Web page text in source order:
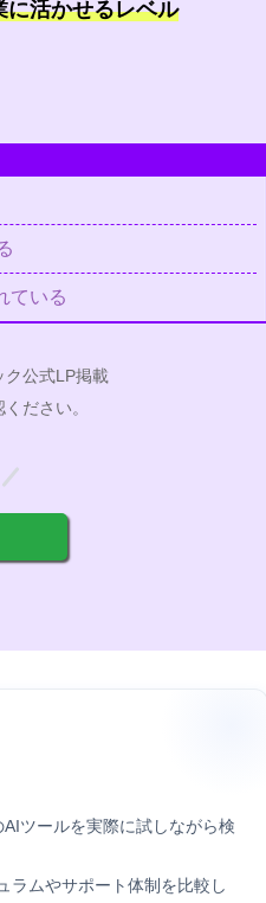
に活かせるレベル
ている
公式LP掲載
ださい。
ツールを実際に試しながら検
ラムやサポート体制を比較し